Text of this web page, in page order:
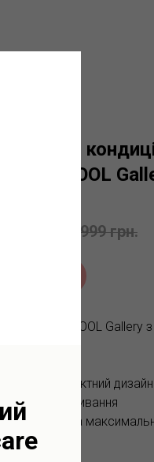
ARTCOOL
62 999 грн.
ARTCOOL Gallery
та компактний дизайн
споживання
повітря та
Fi управління